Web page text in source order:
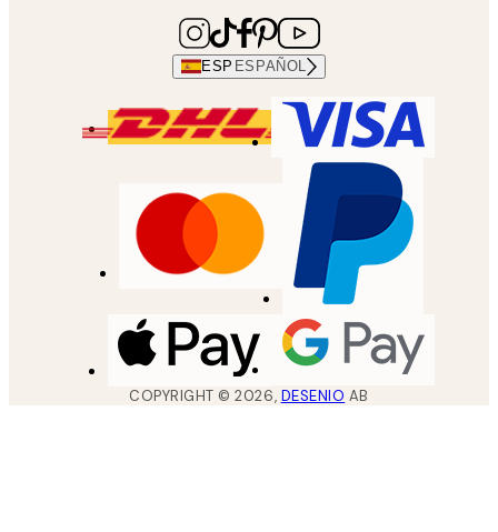
ESP ESPAÑOL
COPYRIGHT ©2026, DESENIO AB